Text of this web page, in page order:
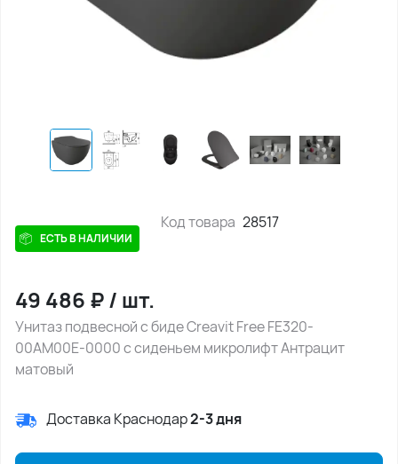
ЕСТЬ В НАЛИЧИИ
Код товара 28517
49 486 ₽/ шт.
Унитаз подвесной с биде Creavit Free FE320-
00AM00E-0000 с сиденьем микролифт Антрацит
матовый
Доставка Краснодар2-3 дня